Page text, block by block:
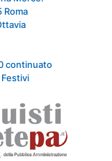
Roma
continuato